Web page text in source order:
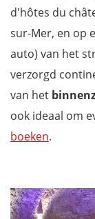
d'hôtes du
sur-Mer, en op
auto) van het
verzorgd
van het
ook ideaal om
boeken.